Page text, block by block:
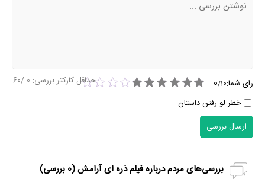
رای شما: 0/10
خطر لو رفتن داستان
حداقل کارکتر بررسی: 0
/60
ارسال بررسی
بررسی‌های مردم درباره فیلم ذره ای آرامش (0 بررسی)